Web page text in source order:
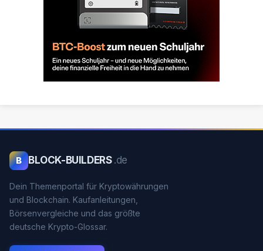
B BLOCK-BUILDERS .de
Dein Themenportal für Kryptowährungen
und Blockchain. Kaufanleitungen,
Börsenvergleiche und das größte
deutsche Krypto-Glossar.